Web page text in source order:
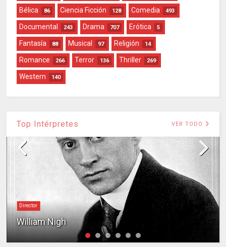
Bélica 86 Ciencia Ficción 128 Comedia 493
Documental 243 Drama 707 Erótica 5
Fantasía 88 Musical 97 Religión 14
Romance 266 Terror 136 Thriller 269
Western 140
Top Intérpretes VER TODO
Director
William Nigh